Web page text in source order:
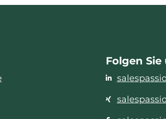
Folgen Sie